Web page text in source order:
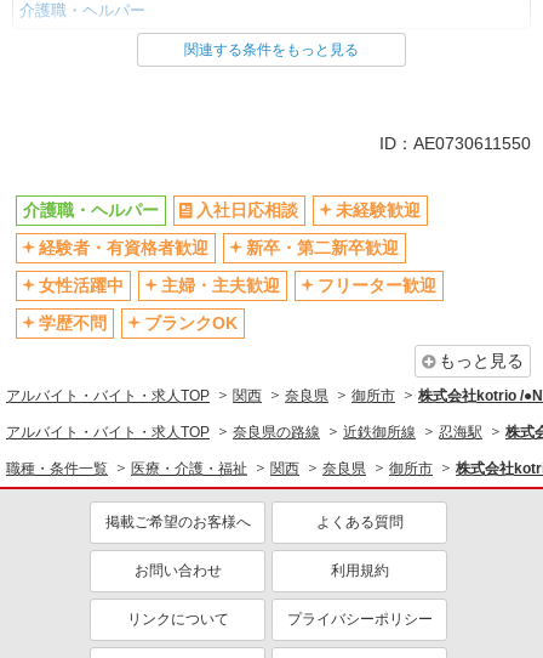
介護職・ヘルパー
同じ雇用形態から忍海駅の求人を探す
経験者・有資格者歓迎
新卒・第二新卒歓迎
女性活躍中
主婦・主夫歓迎
フリーター歓迎
学歴不問
ブランクOK
シニア（60代～）活躍中
高収入・高額
ボーナス・賞与あり
昇給あり
完全週休2日制
フルタイム歓迎
禁煙・分煙
駅直結・駅チカ
車通勤OK
バイク通勤OK
自転車通勤OK
残業少なめ（月20h未満）
交通費支給
社会保険あり
産休・育休取得実績あり
退職金・財形貯蓄制度あり
各種手当（家族・役職・インセン
関連する条件をもっと見る
ID：AE0730611550
介護職・ヘルパー 入社日応相談
未経験歓迎
経験者・有資格者歓迎
新卒・第二新卒歓迎
女性活躍中
主婦・主夫歓迎
フリーター歓迎
学歴不問
ブランクOK
もっと見る
アルバイト・バイト・求人TOP 関西 奈良県 御所市 株式会社kotrio /
アルバイト・バイト・求人TOP 奈良県の路線 近鉄御所線 忍海駅 株式
職種・条件一覧 医療・介護・福祉 関西 奈良県 御所市 株式会社
掲載ご希望のお客様へ よくある質問
お問い合わせ 利用規約
リンクについて プライバシーポリシー